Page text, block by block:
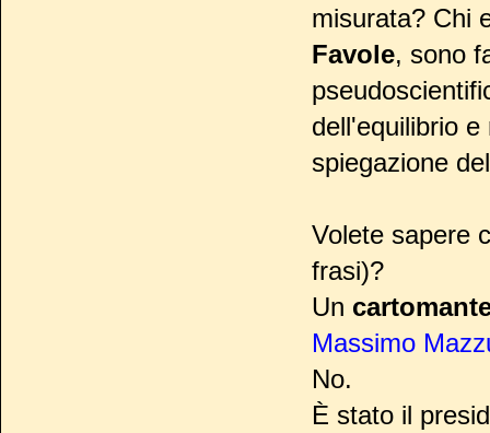
misurata? Chi
Favole, sono
dell'equilibrio
spiegazione
Volete sapere
frasi)?
Un
Massimo
No.
È stato il